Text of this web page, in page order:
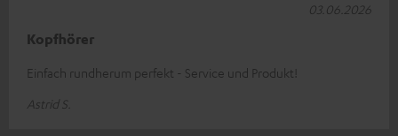
Kopfhörer
Einfach rundherum perfekt - Service und Produkt!
Astrid S.
03.06.2026